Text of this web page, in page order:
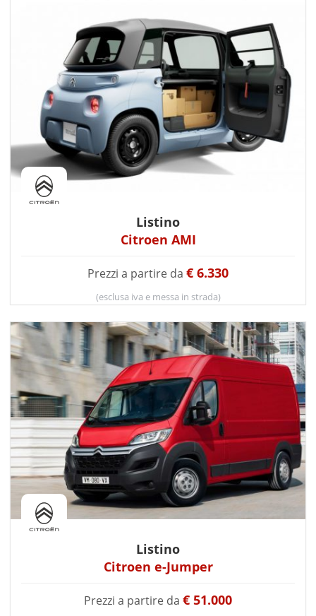
Listino
Citroen AMI
Prezzi a partire da € 6.330
(esclusa iva e messa in strada)
Listino
Citroen e-Jumper
Prezzi a partire da € 51.000